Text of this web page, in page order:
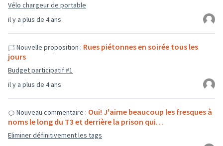
il y a plus de 4 ans
Vélo chargeur de portable
il y a plus de 4 ans
Nouvelle proposition : Rues piétonnes en soirée tous les
jours
Budget participatif #1
Nouveau commentaire : Oui! J'aime beaucoup les fresques à
noms le long du T3 et derrière la prison qui…
Eliminer définitivement les tags